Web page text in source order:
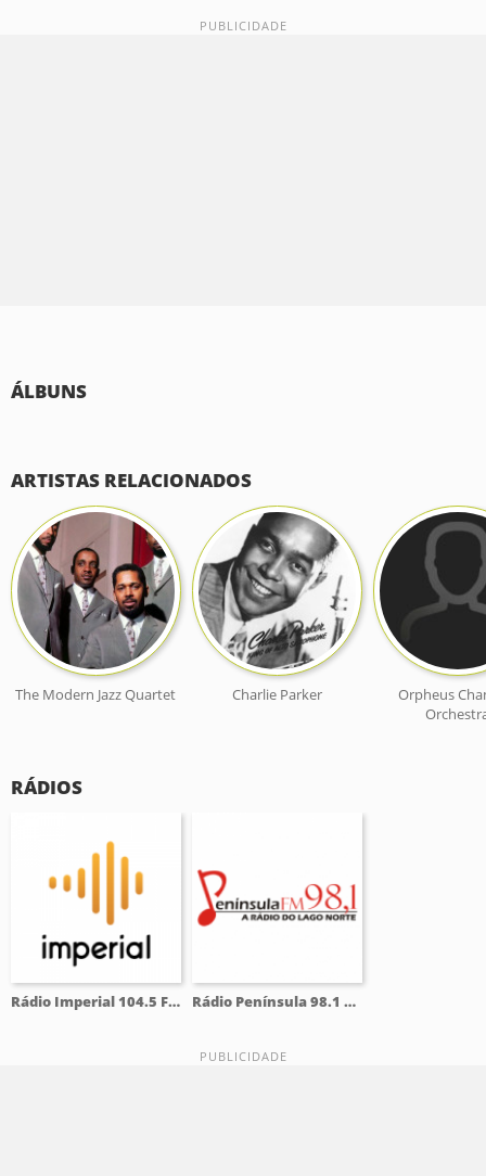
ÁLBUNS
ARTISTAS RELACIONADOS
The Modern Jazz Quartet Charlie Parker
Orpheus
RÁDIOS
Rádio Imperial 104.5 FM Rádio Península 98.1 FM